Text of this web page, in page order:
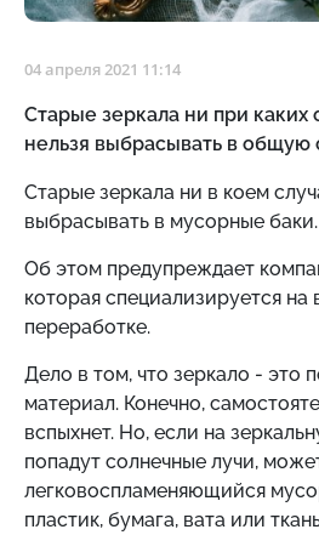
04 апреля 2021 11:14
Старые зеркала ни при каких
нельзя выбрасывать в общую
Старые зеркала ни в коем
выбрасывать в мусорные баки.
Об этом предупреждает
которая специализируется на
переработке.
Дело в том, что зеркало - это
материал. Конечно,
вспыхнет. Но, если на
попадут солнечные лучи,
легковоспламеняющийся
пластик, бумага, вата или